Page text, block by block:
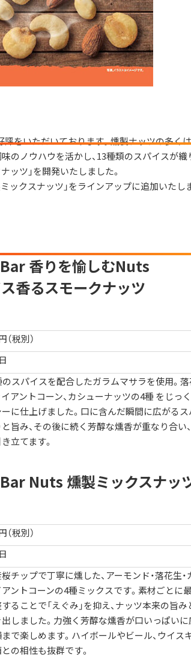
をいただいております。燻製ナッツの多くは
ノウハウを活かし、13種類のスパイスが織
ッツ」を開発いたしました。
ックスナッツ」をラインアップに追加いたし
香りを愉しむNuts
香るスモークナッツ
（税別）
のスパイスを配合したガラムマサラを使用。落
アントコーン、カシューナッツの4種 をじっ
に仕上げました。口に含んだ瞬間に広がる
旨み、その後に続く芳醇な燻香が重なり合い
立てます。
Nuts 燻製ミックスナッ
（税別）
チップで丁寧に燻した、アーモンド・落花生・
アントコーンの4種ミックスです。素材ごとに
ることで「えぐみ」を抑え、ナッツ本来の旨
しました。力強く芳醇な燻香が口いっぱいに
で楽しめます。ハイボールやビール、ウイス
の相性も抜群です。